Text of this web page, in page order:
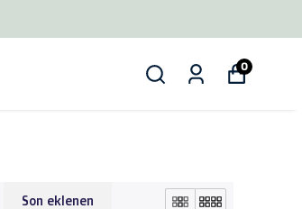
0
Son eklenen